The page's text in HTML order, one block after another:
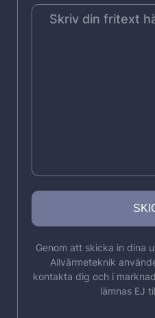
Genom att skicka in dina
Allvärmeteknik
kontakta dig och i
lämnas EJ